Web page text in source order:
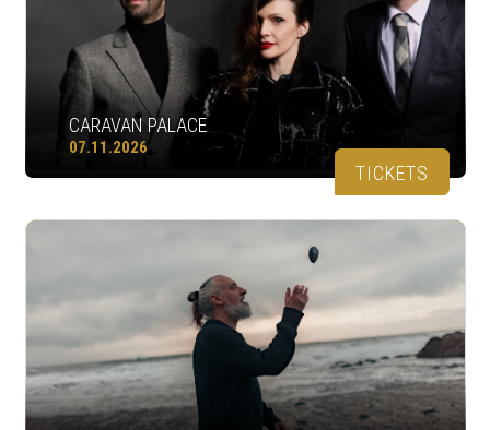
CARAVAN PALACE
07.11.2026
TICKETS